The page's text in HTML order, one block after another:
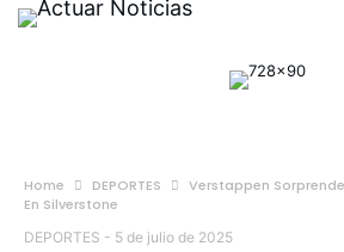
Home DEPORTES
Verstappen
En Silverstone
DEPORTES - 5 de julio de 2025